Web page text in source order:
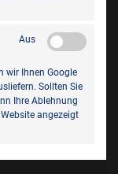
zeigt Ihnen
Sie eine fertige
Aus
wir Ihnen Google
Sollten Sie
Ihre Ablehnung
angezeigt